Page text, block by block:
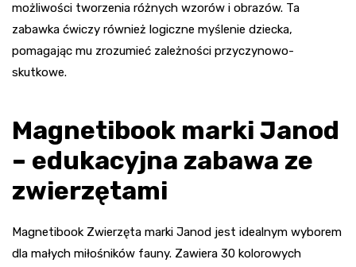
możliwości tworzenia różnych wzorów i obrazów. Ta
zabawka ćwiczy również logiczne myślenie dziecka,
pomagając mu zrozumieć zależności przyczynowo-
skutkowe.
Magnetibook marki Janod
– edukacyjna zabawa ze
zwierzętami
Magnetibook Zwierzęta marki Janod jest idealnym wyborem
dla małych miłośników fauny. Zawiera 30 kolorowych